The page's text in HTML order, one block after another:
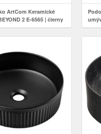
ArtCom Keramické
2 E-6565 | čierny
lesk